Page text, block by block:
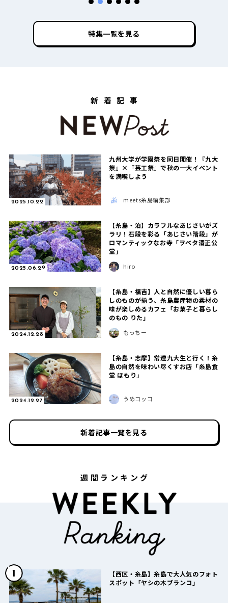
特集一覧を見る
新着記事
2025.10.22
九州大学が学園祭を同日開催！『九大
祭』×『芸工祭』で秋の一大イベント
を満喫しよう
meets糸島編集部
2025.06.29
【糸島・泊】カラフルなあじさいがズ
ラリ！石段を彩る「あじさい階段」が
ロマンティックなお寺「ヲベタ清正公
堂」
hiro
2024.12.28
【糸島・福吉】人と自然に優しい暮ら
しのものが揃う、糸島農産物の素材の
味が楽しめるカフェ「お菓子と暮らし
のもの りた」
もっちー
2024.12.27
【糸島・志摩】常連九大生と行く！糸
島の自然を味わい尽くすお店「糸島食
堂 ほもり」
うめコッコ
新着記事一覧を見る
週間ランキング
1
【西区・糸島】糸島で大人気のフォト
スポット「ヤシの木ブランコ」